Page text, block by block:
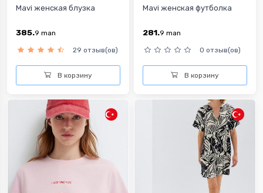
Mavi женская блузка
385.9 man
29 отзыв(ов)
В корзину
Mavi женская футболка
281.9 man
0 отзыв(ов)
В корзину